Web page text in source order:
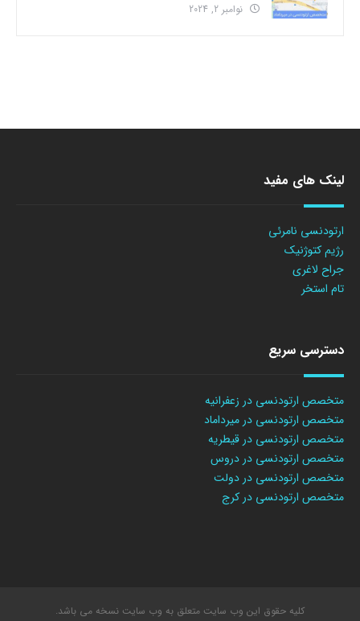
نوامبر 2, 2024
لینک های مفید
ارتودنسی نامرئی
رژیم کتوژنیک
جراح لاغری
تام استخر
دسترسی سریع
متخصص ارتودنسی در زعفرانیه
متخصص ارتودنسی در میرداماد
متخصص ارتودنسی در قیطریه
متخصص ارتودنسی در دروس
متخصص ارتودنسی در دولت
متخصص ارتودنسی در کرج
کلیه حقوق این وب سایت متعلق به وب سایت نسخه می باشد.